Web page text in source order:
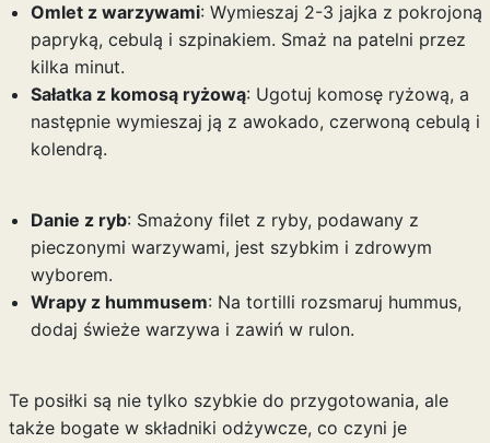
Omlet z warzywami: Wymieszaj 2-3 jajka z pokrojoną
papryką, cebulą i szpinakiem. Smaż na patelni przez
kilka minut.
Sałatka z komosą ryżową: Ugotuj komosę ryżową, a
następnie wymieszaj ją z awokado, czerwoną cebulą i
kolendrą.
Danie z ryb: Smażony filet z ryby, podawany z
pieczonymi warzywami, jest szybkim i zdrowym
wyborem.
Wrapy z hummusem: Na tortilli rozsmaruj hummus,
dodaj świeże warzywa i zawiń w rulon.
Te posiłki są nie tylko szybkie do przygotowania, ale
także bogate w składniki odżywcze, co czyni je